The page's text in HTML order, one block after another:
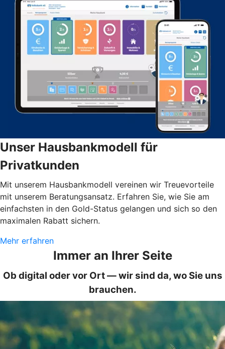
Unser Hausbankmodell für
Privatkunden
Mit unserem Hausbankmodell vereinen wir Treuevorteile
mit unserem Beratungsansatz. Erfahren Sie, wie Sie am
einfachsten in den Gold-Status gelangen und sich so den
maximalen Rabatt sichern.
Mehr erfahren
Immer an Ihrer Seite
Ob digital oder vor Ort — wir sind da, wo Sie uns
brauchen.